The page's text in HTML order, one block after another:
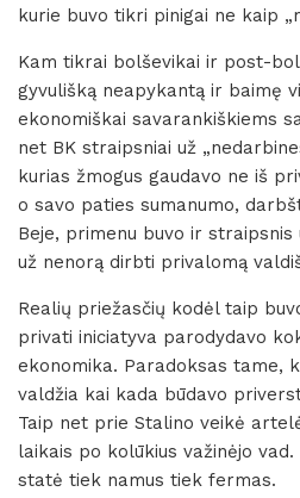
kurie buvo tikri pinigai ne kaip
Kam tikrai bolševikai ir post-
gyvulišką neapykantą ir baimę
ekonomiškai savarankiškiems
net BK straipsniai už
kurias žmogus gaudavo ne iš
o savo paties sumanumo,
Beje, primenu buvo ir straipsnis
už nenorą dirbti privalomą
Realių priežasčių kodėl taip
privati iniciatyva parodydavo
ekonomika. Paradoksas tame,
valdžia kai kada būdavo
Taip net prie Stalino veikė
laikais po kolūkius važinėjo
statė tiek namus tiek fermas.